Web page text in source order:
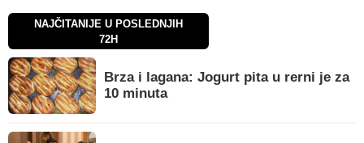
NAJČITANIJE U POSLEDNJIH
72H
Brza i lagana: Jogurt pita u rerni je za
10 minuta